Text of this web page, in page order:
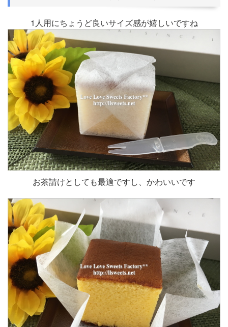
1人用にちょうど良いサイズ感が嬉しいですね
お茶請けとしても最適ですし、かわいいです